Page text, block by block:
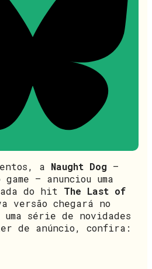
a Naught Dog –
– anunciou uma
do hit The Last of
versão chegará no
uma série de novidades
de anúncio, confira: